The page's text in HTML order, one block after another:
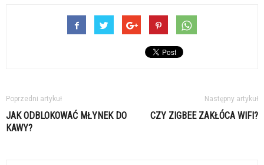
Poprzedni artykuł
JAK ODBLOKOWAĆ MŁYNEK DO
KAWY?
Następny artykuł
CZY ZIGBEE ZAKŁÓCA WIFI?